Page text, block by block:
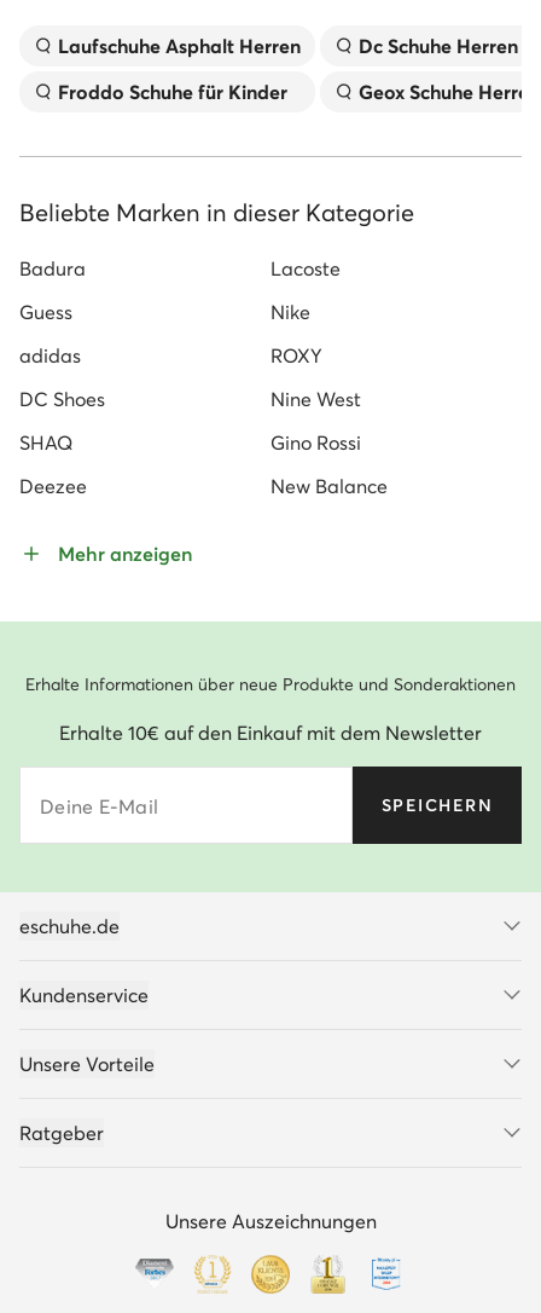
Laufschuhe Asphalt Herren
Froddo Schuhe für Kinder
Dc Schuhe Herren
Geox Schuhe Herren
Beliebte Marken in dieser Kategorie
Badura
Lacoste
Guess
Nike
adidas
ROXY
DC Shoes
Nine West
SHAQ
Gino Rossi
Deezee
New Balance
Mehr anzeigen
Erhalte Informationen über neue Produkte und Sonderaktionen
Erhalte 10€ auf den Einkauf mit dem Newsletter
Deine E-Mail SPEICHERN
eschuhe.de
Kundenservice
Unsere Vorteile
Ratgeber
Unsere Auszeichnungen